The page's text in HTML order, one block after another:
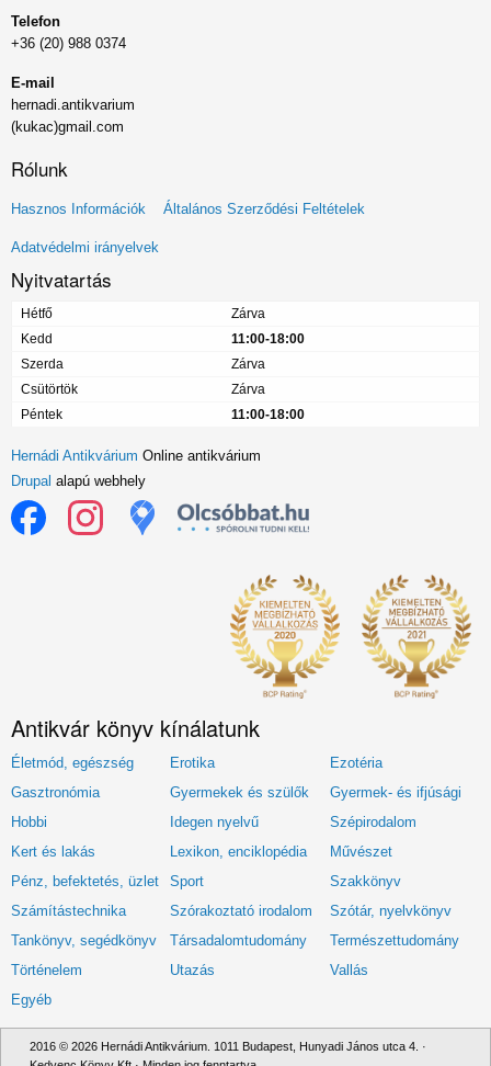
Telefon
+36 (20) 988 0374
E-mail
hernadi.antikvarium
(kukac)gmail.com
Rólunk
Lábléc
menü
Hasznos Információk Általános Szerződési Feltételek
Adatvédelmi irányelvek
Nyitvatartás
Hétfő
Zárva
Kedd
11:00-18:00
Szerda
Zárva
Csütörtök
Zárva
Péntek
11:00-18:00
Hernádi Antikvárium Online antikvárium
Drupal alapú webhely
Antikvár könyv kínálatunk
Életmód, egészség Erotika
Ezotéria
Gasztronómia
Gyermekek és szülők
Gyermek- és ifjúsági
Hobbi
Idegen nyelvű
Szépirodalom
Kert és lakás
Lexikon, enciklopédia
Művészet
Pénz, befektetés, üzlet
Sport
Szakkönyv
Számítástechnika
Szórakoztató irodalom
Szótár, nyelvkönyv
Tankönyv, segédkönyv
Társadalomtudomány
Természettudomány
Történelem
Utazás
Vallás
Egyéb
2016 © 2026 Hernádi Antikvárium. 1011 Budapest, Hunyadi János utca 4. ·